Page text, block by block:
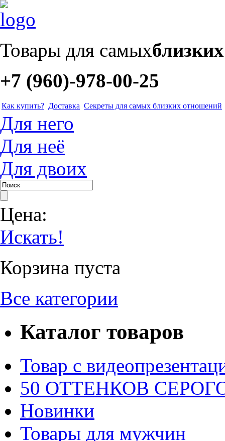
Товары для самых
+7 (960)-978-00-25
Как купить? Доставка Секреты для самых близких отношений
Для него
Для неё
Для двоих
Цена:
Искать!
Корзина пуста
Все категории
Каталог товаров
Товар с
50 ОТТЕНКОВ
Новинки
Товары для мужчин